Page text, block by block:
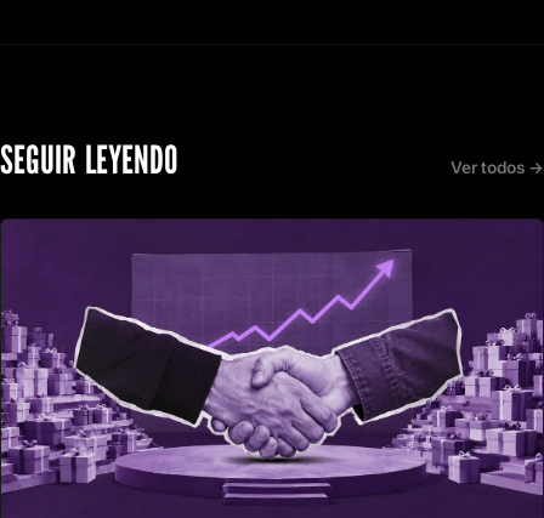
SEGUIR LEYENDO Ver todos →